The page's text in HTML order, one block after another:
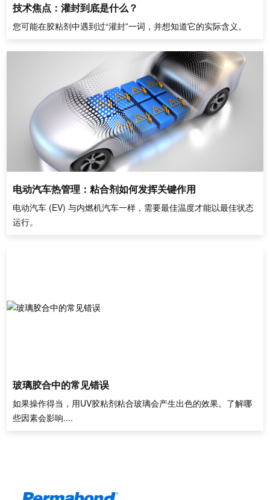
技术焦点：灌封到底是什么？
您可能在胶粘剂中遇到过“灌封”一词，并想知道它的实际含义。
电动汽车热管理：粘合剂如何发挥关键作用
电动汽车 (EV) 与内燃机汽车一样，需要最佳温度才能以最佳状态
运行。
玻璃胶合中的常见错误
如果操作得当，用UV胶粘剂粘合玻璃会产生出色的效果。了解哪
些因素会影响....